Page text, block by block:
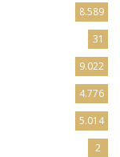
8.589
31
9.022
4.776
5.014
2